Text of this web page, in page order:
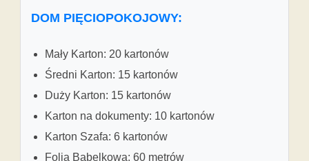
DOM PIĘCIOPOKOJOWY:
Mały Karton: 20 kartonów
Średni Karton: 15 kartonów
Duży Karton: 15 kartonów
Karton na dokumenty: 10 kartonów
Karton Szafa: 6 kartonów
Folia Bąbelkowa: 60 metrów